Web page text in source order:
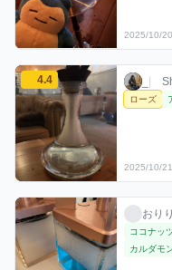
2025/10/20
_のローズミックスを見
4.4 _ / お
|
利用フ
ローズ
評価
2025/10/21
おりりのローズミック
おりり
おりり
利用フ
ココナッ
カルダモ